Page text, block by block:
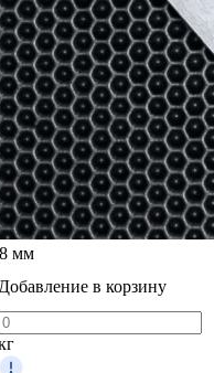
мм
Добавление в корзину